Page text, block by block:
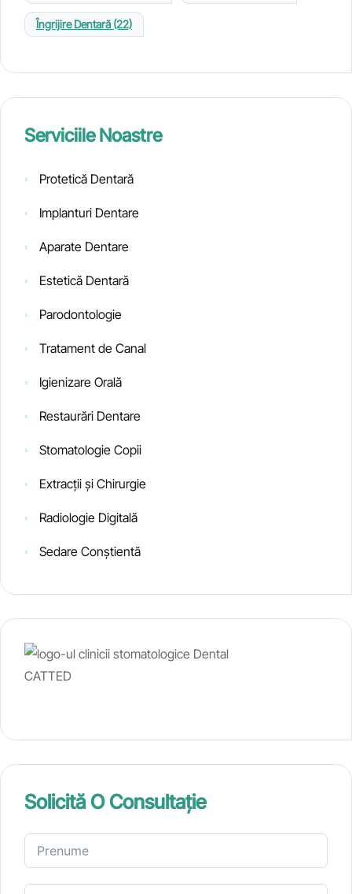
Îngrijire Dentară (22)
Serviciile Noastre
Protetică Dentară
Implanturi Dentare
Aparate Dentare
Estetică Dentară
Parodontologie
Tratament de Canal
Igienizare Orală
Restaurări Dentare
Stomatologie Copii
Extracții și Chirurgie
Radiologie Digitală
Sedare Conștientă
Solicită O Consultație